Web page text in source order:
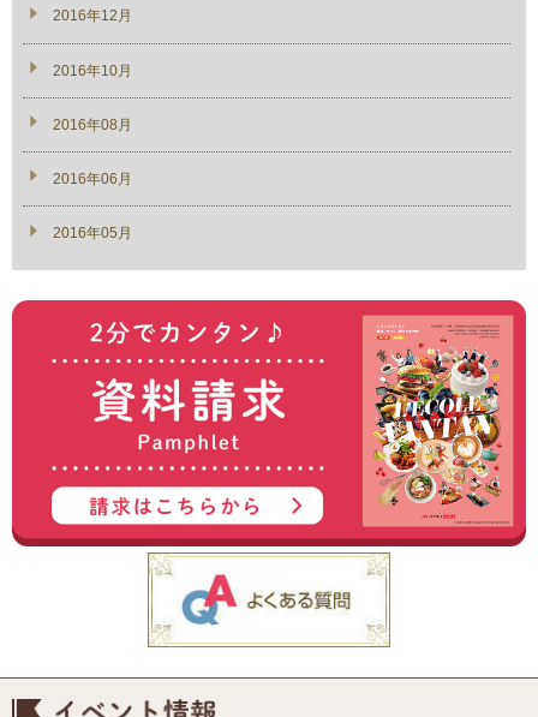
2016年12月
2016年10月
2016年08月
2016年06月
2016年05月